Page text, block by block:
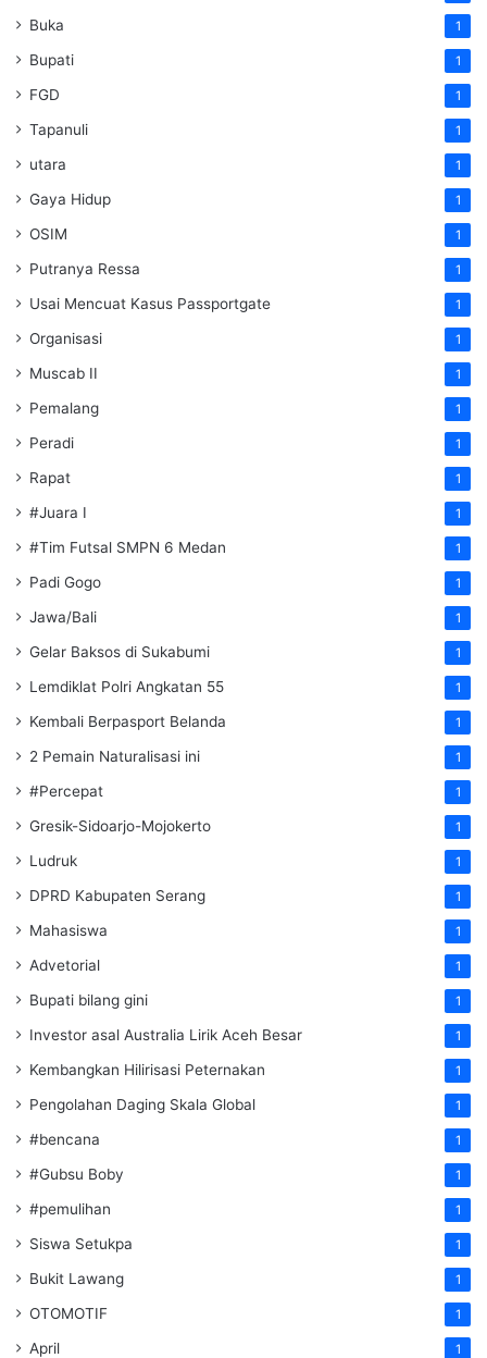
Buka 1
Bupati 1
FGD 1
Tapanuli 1
utara 1
Gaya Hidup 1
OSIM 1
Putranya Ressa 1
Usai Mencuat Kasus Passportgate 1
Organisasi 1
Muscab II 1
Pemalang 1
Peradi 1
Rapat 1
#Juara I 1
#Tim Futsal SMPN 6 Medan 1
Padi Gogo 1
Jawa/Bali 1
Gelar Baksos di Sukabumi 1
Lemdiklat Polri Angkatan 55 1
Kembali Berpasport Belanda 1
2 Pemain Naturalisasi ini 1
#Percepat 1
Gresik-Sidoarjo-Mojokerto 1
Ludruk 1
DPRD Kabupaten Serang 1
Mahasiswa 1
Advetorial 1
Bupati bilang gini 1
Investor asal Australia Lirik Aceh Besar 1
Kembangkan Hilirisasi Peternakan 1
Pengolahan Daging Skala Global 1
#bencana 1
#Gubsu Boby 1
#pemulihan 1
Siswa Setukpa 1
Bukit Lawang 1
OTOMOTIF 1
April 1